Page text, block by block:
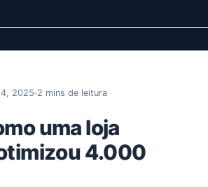
2025 2 mins de leitura
uma loja
4.000